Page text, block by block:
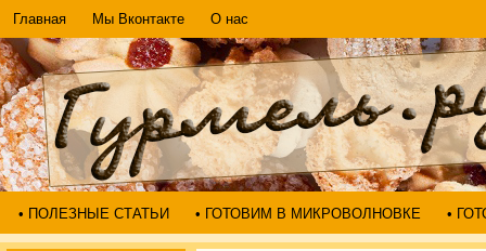
Главная Мы Вконтакте О нас
• ПОЛЕЗНЫЕ СТАТЬИ • ГОТОВИМ В МИКРОВОЛНОВКЕ •